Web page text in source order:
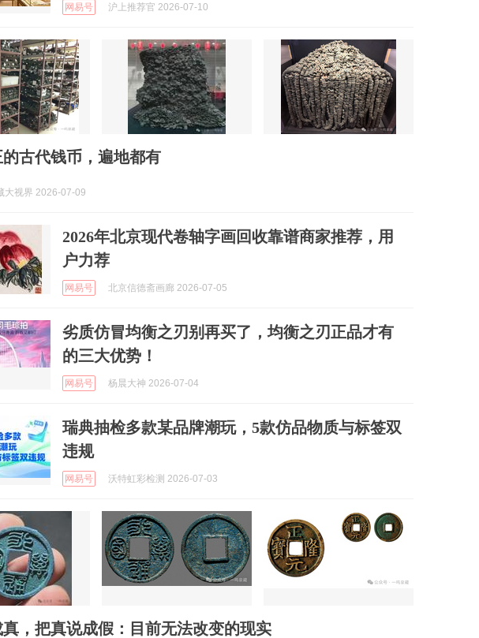
网易号 沪上推荐官 2026-07-10
古代钱币，遍地都有
大视界 2026-07-09
2026年北京现代卷轴字画回收靠谱商家推荐，用
户力荐
网易号 北京信德斋画廊 2026-07-05
劣质仿冒均衡之刃别再买了，均衡之刃正品才有
的三大优势！
网易号 杨晨大神 2026-07-04
瑞典抽检多款某品牌潮玩，5款仿品物质与标签双
违规
网易号 沃特虹彩检测 2026-07-03
，把真说成假：目前无法改变的现实